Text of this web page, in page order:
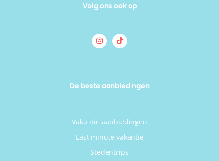
Volg ons ook op
De beste aanbiedingen
Vakantie aanbiedingen
Last minute vakantie
Stedentrips